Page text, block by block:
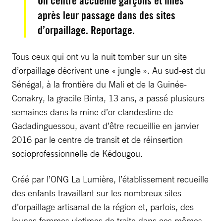
après leur passage dans des sites
d’orpaillage. Reportage.
Tous ceux qui ont vu la nuit tomber sur un site
d’orpaillage décrivent une « jungle ». Au sud-est du
Sénégal, à la frontière du Mali et de la Guinée-
Conakry, la gracile Binta, 13 ans, a passé plusieurs
semaines dans la mine d’or clandestine de
Gadadinguessou, avant d’être recueillie en janvier
2016 par le centre de transit et de réinsertion
socioprofessionnelle de Kédougou.
Créé par l’ONG La Lumière, l’établissement recueille
des enfants travaillant sur les nombreux sites
d’orpaillage artisanal de la région et, parfois, des